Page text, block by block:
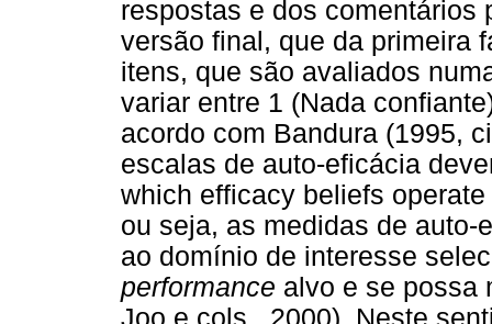
respostas e dos comentários
versão final, que da primeira
itens, que são avaliados
variar entre 1 (Nada
acordo com Bandura (1995,
escalas de auto-eficácia
which efficacy beliefs
ou seja, as medidas de
ao domínio de interesse
performance alvo e se possa
Joo e cols., 2000). Neste